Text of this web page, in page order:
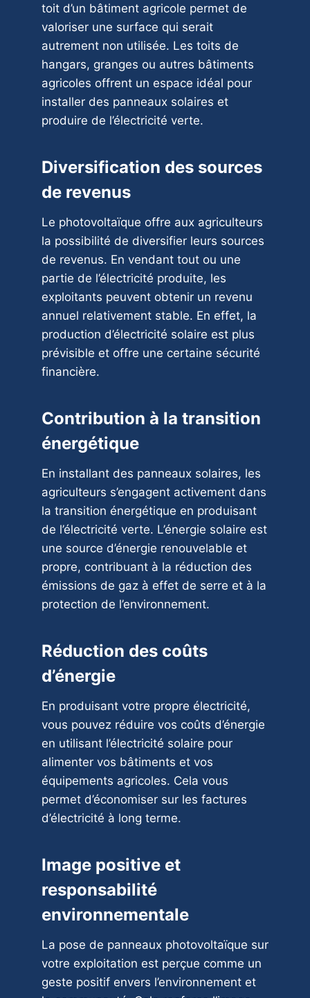
toit d’un bâtiment agricole permet de
valoriser une surface qui serait
autrement non utilisée. Les toits de
hangars, granges ou autres bâtiments
agricoles offrent un espace idéal pour
installer des panneaux solaires et
produire de l’électricité verte.
Diversification des sources
de revenus
Le photovoltaïque offre aux agriculteurs
la possibilité de diversifier leurs sources
de revenus. En vendant tout ou une
partie de l’électricité produite, les
exploitants peuvent obtenir un revenu
annuel relativement stable. En effet, la
production d’électricité solaire est plus
prévisible et offre une certaine sécurité
financière.
Contribution à la transition
énergétique
En installant des panneaux solaires, les
agriculteurs s’engagent activement dans
la transition énergétique en produisant
de l’électricité verte. L’énergie solaire est
une source d’énergie renouvelable et
propre, contribuant à la réduction des
émissions de gaz à effet de serre et à la
protection de l’environnement.
Réduction des coûts
d’énergie
En produisant votre propre électricité,
vous pouvez réduire vos coûts d’énergie
en utilisant l’électricité solaire pour
alimenter vos bâtiments et vos
équipements agricoles. Cela vous
permet d’économiser sur les factures
d’électricité à long terme.
Image positive et
responsabilité
environnementale
La pose de panneaux photovoltaïque sur
votre exploitation est perçue comme un
geste positif envers l’environnement et